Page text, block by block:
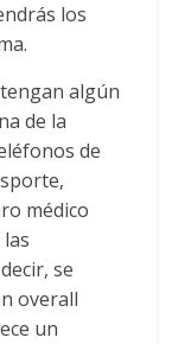
los
algún
de la
de
médico
se
overall
un